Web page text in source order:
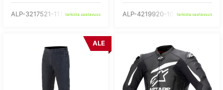
ALP-3217521-111-tarkista saatavuus ALP-4219920-10- tarkista saatavuus
ALE